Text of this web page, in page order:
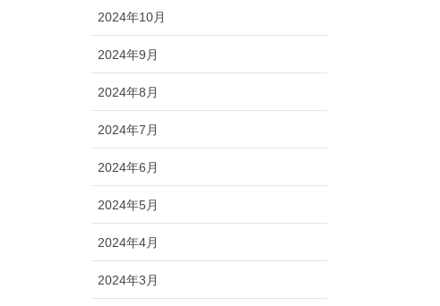
2024年10月
2024年9月
2024年8月
2024年7月
2024年6月
2024年5月
2024年4月
2024年3月